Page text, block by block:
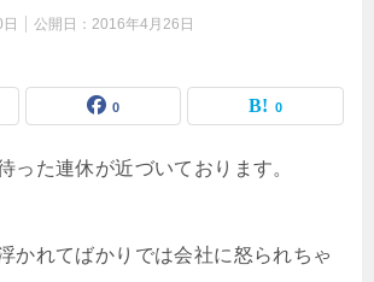
公開日： 2016年4月26日
0 0
った連休が近づいております。
かれてばかりでは会社に怒られちゃ